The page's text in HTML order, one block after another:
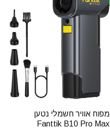
מפוח אוויר חשמלי נטען
Fanttik B10 Pro Max